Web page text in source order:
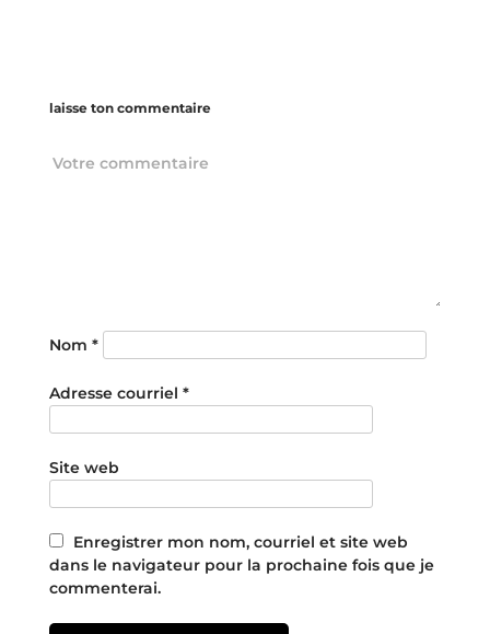
laisse ton commentaire
Nom *
Adresse courriel *
Site web
Enregistrer mon nom, courriel et site web
dans le navigateur pour la prochaine fois que je
commenterai.